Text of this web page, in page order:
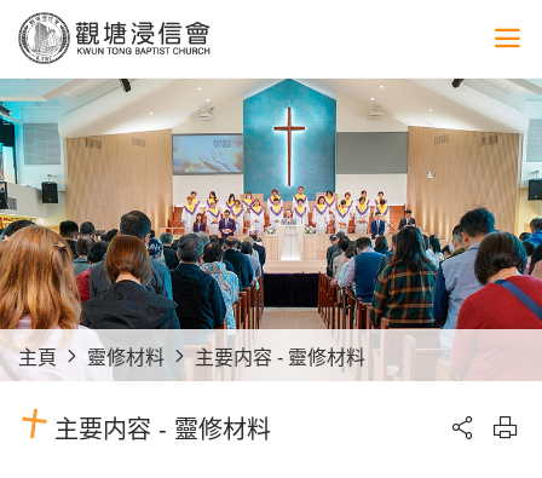
主頁 靈修材料 主要内容 - 靈修材料
主要内容 - 靈修材料